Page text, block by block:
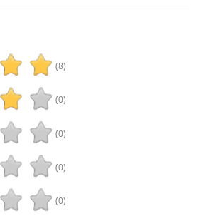
(8)
(0)
(0)
(0)
(0)